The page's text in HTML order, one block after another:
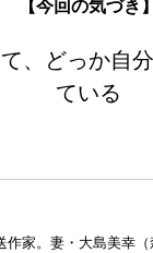
【今回の気づき】
、どっか自
ている
作家。妻・大島美幸